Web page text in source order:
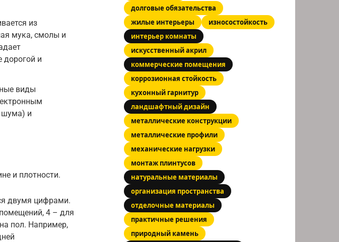
из
мука, смолы и
дорогой и
виды
шума) и
и плотности.
двумя цифрами.
4 – для
пол. Например,
долговые обязательства
жилые интерьеры
износостойкость
интерьер комнаты
искусственный акрил
коммерческие помещения
коррозионная стойкость
кухонный гарнитур
ландшафтный дизайн
металлические конструкции
металлические профили
механические нагрузки
монтаж плинтусов
натуральные материалы
организация пространства
отделочные материалы
практичные решения
природный камень